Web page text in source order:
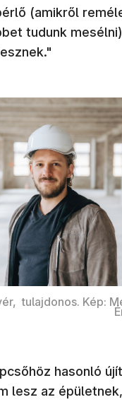
(amikről
tudunk mesélni)
tulajdonos. Kép:
hasonló
lesz az